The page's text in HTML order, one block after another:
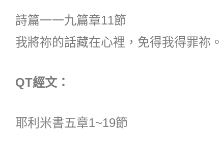
詩篇一一九篇章11節
我將祢的話藏在心裡，免得我得罪祢。
QT經文：
耶利米書五章1~19節